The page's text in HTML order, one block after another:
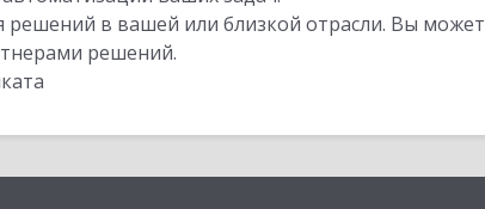
в вашей или близкой отрасли. Вы
решений.